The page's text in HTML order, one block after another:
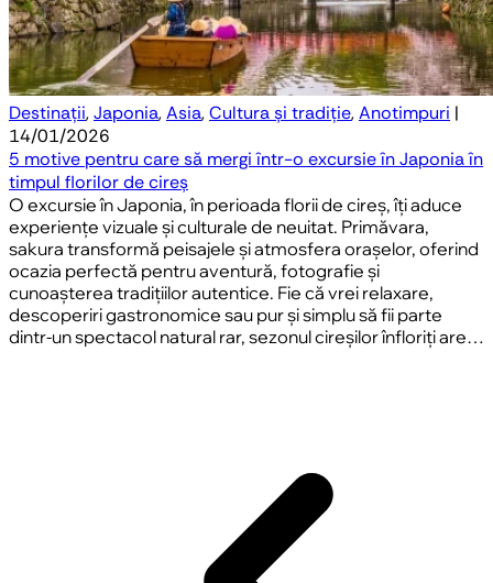
Destinații,Japonia,Asia,Cultura și tradiție,Anotimpuri |
14/01/2026
5 motive pentru care să mergi într-o excursie în Japonia în
timpul florilor de cireș
O excursie în Japonia, în perioada florii de cireș, îți aduce
experiențe vizuale și culturale de neuitat. Primăvara,
sakura transformă peisajele și atmosfera orașelor, oferind
ocazia perfectă pentru aventură, fotografie și
cunoașterea tradițiilor autentice. Fie că vrei relaxare,
descoperiri gastronomice sau pur și simplu să fii parte
dintr-un spectacol natural rar, sezonul cireșilor înfloriți are…